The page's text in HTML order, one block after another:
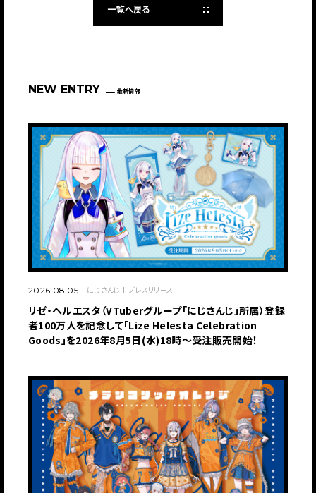
一覧へ戻る
NEW ENTRY 最新情報
2026.08.05 にじさんじ プレスリリース
リゼ・ヘルエスタ（VTuberグループ「にじさんじ」所属）登録
者100万人を記念して「Lize Helesta Celebration
Goods」を2026年8月5日(水)18時～受注販売開始！